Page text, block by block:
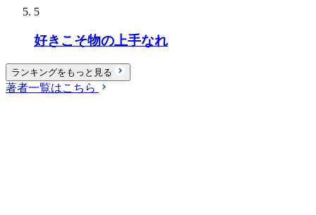
5
好きこそ物の上手なれ
ランキングをもっと見る
著者一覧はこちら